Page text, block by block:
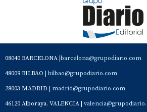
08040 BARCELONA | barcelona@grupodiario.com
48009 BILBAO | bilbao@grupodiario.com
28003 MADRID | madrid@grupodiario.com
46120 Alboraya. VALENCIA |